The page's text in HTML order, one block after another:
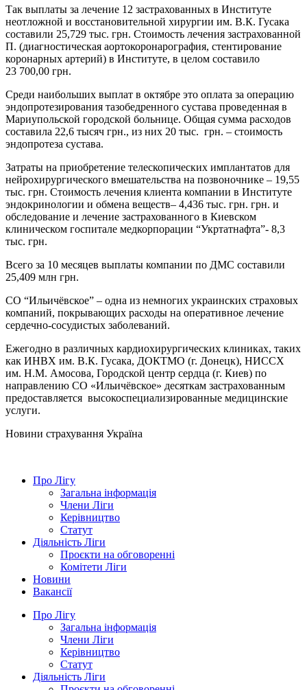
Так выплаты за лечение 12 застрахованных в Институте
неотложной и восстановительной хирургии им. В.К. Гусака
составили 25,729 тыс. грн. Стоимость лечения застрахованной
П. (диагностическая аортокоронарография, стентирование
коронарных артерий) в Институте, в целом составило
23 700,00 грн.
Среди наибольших выплат в октябре это оплата за операцию
эндопротезирования тазобедренного сустава проведенная в
Мариупольской городской больнице. Общая сумма расходов
составила 22,6 тысяч грн., из них 20 тыс. грн. – стоимость
эндопротеза сустава.
Затраты на приобретение телескопических имплантатов для
нейрохирургического вмешательства на позвоночнике – 19,55
тыс. грн. Стоимость лечения клиента компании в Институте
эндокринологии и обмена веществ– 4,436 тыс. грн. грн. и
обследование и лечение застрахованного в Киевском
клиническом госпитале медкорпорации “Укртатнафта”- 8,3
тыс. грн.
Всего за 10 месяцев выплаты компании по ДМС составили
25,409 млн грн.
СО “Ильичёвское” – одна из немногих украинских страховых
компаний, покрывающих расходы на оперативное лечение
сердечно-сосудистых заболеваний.
Ежегодно в различных кардиохирургических клиниках, таких
как ИНВХ им. В.К. Гусака, ДОКТМО (г. Донецк), НИССХ
им. Н.М. Амосова, Городской центр сердца (г. Киев) по
направлению СО «Ильичёвское» десяткам застрахованным
предоставляется высокоспециализированные медицинские
услуги.
Новини страхування Україна
Про Лігу
Загальна інформація
Члени Ліги
Керівництво
Статут
Діяльність Ліги
Проєкти на обговоренні
Комітети Ліги
Новини
Вакансії
Про Лігу
Загальна інформація
Члени Ліги
Керівництво
Статут
Діяльність Ліги